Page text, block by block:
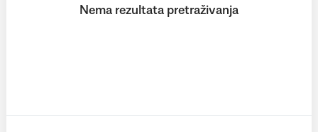
Nema rezultata pretraživanja